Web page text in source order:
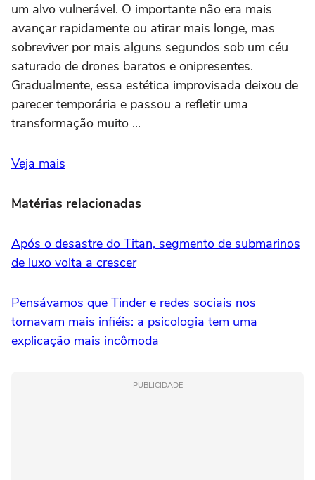
um alvo vulnerável. O importante não era mais
avançar rapidamente ou atirar mais longe, mas
sobreviver por mais alguns segundos sob um céu
saturado de drones baratos e onipresentes.
Gradualmente, essa estética improvisada deixou de
parecer temporária e passou a refletir uma
transformação muito ...
Veja mais
Matérias relacionadas
Após o desastre do Titan, segmento de submarinos
de luxo volta a crescer
Pensávamos que Tinder e redes sociais nos
tornavam mais infiéis: a psicologia tem uma
explicação mais incômoda
PUBLICIDADE